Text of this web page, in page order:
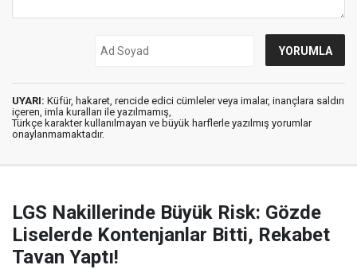
UYARI: Küfür, hakaret, rencide edici cümleler veya imalar, inançlara saldırı
içeren, imla kuralları ile yazılmamış,
Türkçe karakter kullanılmayan ve büyük harflerle yazılmış yorumlar
onaylanmamaktadır.
LGS Nakillerinde Büyük Risk: Gözde
Liselerde Kontenjanlar Bitti, Rekabet
Tavan Yaptı!